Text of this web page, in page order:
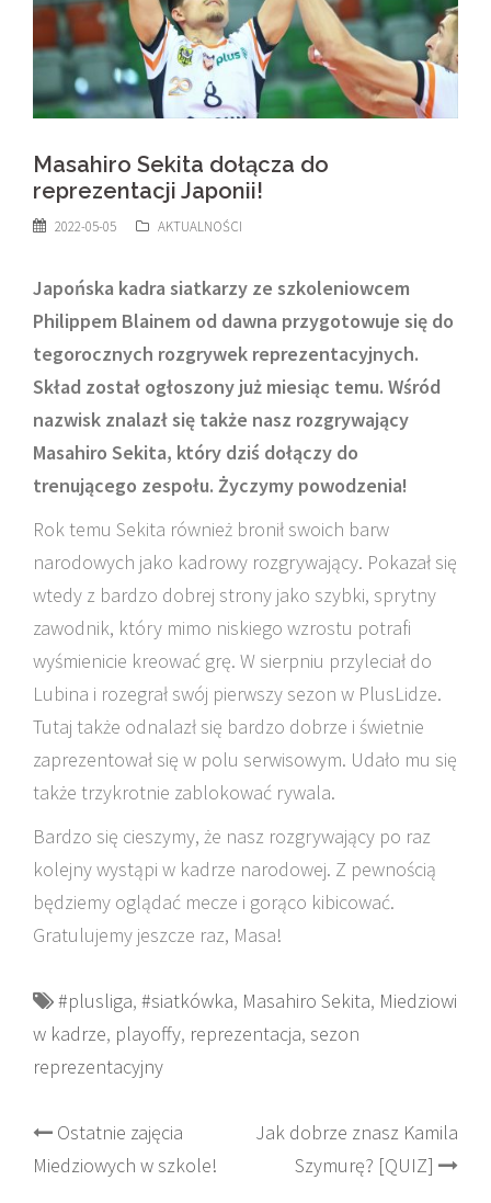
Masahiro Sekita dołącza do
reprezentacji Japonii!
2022-05-05 AKTUALNOŚCI
Japońska kadra siatkarzy ze szkoleniowcem
Philippem Blainem od dawna przygotowuje się do
tegorocznych rozgrywek reprezentacyjnych.
Skład został ogłoszony już miesiąc temu. Wśród
nazwisk znalazł się także nasz rozgrywający
Masahiro Sekita, który dziś dołączy do
trenującego zespołu. Życzymy powodzenia!
Rok temu Sekita również bronił swoich barw
narodowych jako kadrowy rozgrywający. Pokazał się
wtedy z bardzo dobrej strony jako szybki, sprytny
zawodnik, który mimo niskiego wzrostu potrafi
wyśmienicie kreować grę. W sierpniu przyleciał do
Lubina i rozegrał swój pierwszy sezon w PlusLidze.
Tutaj także odnalazł się bardzo dobrze i świetnie
zaprezentował się w polu serwisowym. Udało mu się
także trzykrotnie zablokować rywala.
Bardzo się cieszymy, że nasz rozgrywający po raz
kolejny wystąpi w kadrze narodowej. Z pewnością
będziemy oglądać mecze i gorąco kibicować.
Gratulujemy jeszcze raz, Masa!
#plusliga, #siatkówka, Masahiro Sekita, Miedziowi
w kadrze, playoffy, reprezentacja, sezon
reprezentacyjny
Post
navigation
Ostatnie zajęcia
Miedziowych w szkole!
Jak dobrze znasz Kamila
Szymurę? [QUIZ]